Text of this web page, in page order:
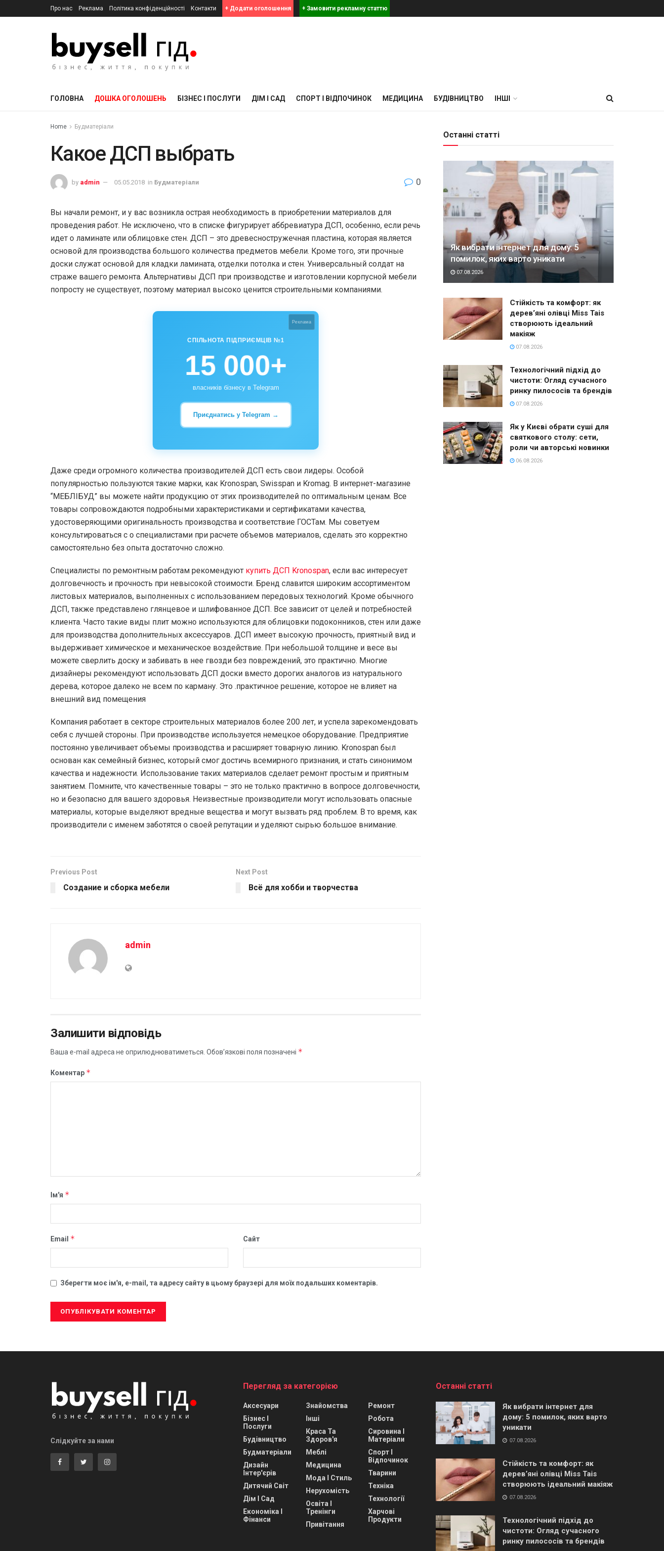
Про нас Реклама Політика конфіденційності Контакти + Додати оголошення + Замовити рекламну статтю
ГОЛОВНА ДОШКА ОГОЛОШЕНЬ БІЗНЕС І ПОСЛУГИ ДІМ І САД СПОРТ І ВІДПОЧИНОК МЕДИЦИНА БУДІВНИЦТВО ІНШІ
Home Будматеріали
Какое ДСП выбрать
by admin 05.05.2018 in Будматеріали 0
Вы начали ремонт, и у вас возникла острая необходимость в приобретении материалов для
проведения работ. Не исключено, что в списке фигурирует аббревиатура ДСП, особенно, если речь
идет о ламинате или облицовке стен. ДСП – это древесностружечная пластина, которая является
основой для производства большого количества предметов мебели. Кроме того, эти прочные
доски служат основой для кладки ламината, отделки потолка и стен. Универсальный солдат на
страже вашего ремонта. Альтернативы ДСП при производстве и изготовлении корпусной мебели
попросту не существует, поэтому материал высоко ценится строительными компаниями.
Реклама
СПІЛЬНОТА ПІДПРИЄМЦІВ №1
15 000+
власників бізнесу в Telegram
Приєднатись у Telegram →
Даже среди огромного количества производителей ДСП есть свои лидеры. Особой
популярностью пользуются такие марки, как Kronospan, Swisspan и Kromag. В интернет-магазине
“МЕБЛІБУД” вы можете найти продукцию от этих производителей по оптимальным ценам. Все
товары сопровождаются подробными характеристиками и сертификатами качества,
удостоверяющими оригинальность производства и соответствие ГОСТам. Мы советуем
консультироваться с о специалистами при расчете объемов материалов, сделать это корректно
самостоятельно без опыта достаточно сложно.
Специалисты по ремонтным работам рекомендуют купить ДСП Kronospan, если вас интересует
долговечность и прочность при невысокой стоимости. Бренд славится широким ассортиментом
листовых материалов, выполненных с использованием передовых технологий. Кроме обычного
ДСП, также представлено глянцевое и шлифованное ДСП. Все зависит от целей и потребностей
клиента. Часто такие виды плит можно используются для облицовки подоконников, стен или даже
для производства дополнительных аксессуаров. ДСП имеет высокую прочность, приятный вид и
выдерживает химическое и механическое воздействие. При небольшой толщине и весе вы
можете сверлить доску и забивать в нее гвозди без повреждений, это практично. Многие
дизайнеры рекомендуют использовать ДСП доски вместо дорогих аналогов из натурального
дерева, которое далеко не всем по карману. Это .практичное решение, которое не влияет на
внешний вид помещения
Компания работает в секторе строительных материалов более 200 лет, и успела зарекомендовать
себя с лучшей стороны. При производстве используется немецкое оборудование. Предприятие
постоянно увеличивает объемы производства и расширяет товарную линию. Kronospan был
основан как семейный бизнес, который смог достичь всемирного признания, и стать синонимом
качества и надежности. Использование таких материалов сделает ремонт простым и приятным
занятием. Помните, что качественные товары – это не только практично в вопросе долговечности,
но и безопасно для вашего здоровья. Неизвестные производители могут использовать опасные
материалы, которые выделяют вредные вещества и могут вызвать ряд проблем. В то время, как
производители с именем заботятся о своей репутации и уделяют сырью большое внимание.
Previous Post
Создание и сборка мебели
Next Post
Всё для хобби и творчества
admin
Залишити відповідь
Ваша e-mail адреса не оприлюднюватиметься. Обов’язкові поля позначені *
Коментар *
Ім'я *
Email * Сайт
Зберегти моє ім'я, e-mail, та адресу сайту в цьому браузері для моїх подальших коментарів.
Останні статті
Як вибрати інтернет для дому: 5
помилок, яких варто уникати
07.08.2026
Стійкість та комфорт: як
дерев’яні олівці Miss Tais
створюють ідеальний
макіяж
07.08.2026
Технологічний підхід до
чистоти: Огляд сучасного
ринку пилососів та брендів
07.08.2026
Як у Києві обрати суші для
святкового столу: сети,
роли чи авторські новинки
06.08.2026
Слідкуйте за нами
Перегляд за категорією
Аксесуари
Бізнес І
Послуги
Будівництво
Будматеріали
Дизайн
Інтер'єрів
Дитячий Світ
Дім І Сад
Економіка І
Фінанси
Знайомства
Інші
Краса Та
Здоров'я
Меблі
Медицина
Мода І Стиль
Нерухомість
Освіта І
Тренінги
Привітання
Ремонт
Робота
Сировина І
Матеріали
Спорт І
Відпочинок
Тварини
Техніка
Технології
Харчові
Продукти
Останні статті
Як вибрати інтернет для
дому: 5 помилок, яких варто
уникати
07.08.2026
Стійкість та комфорт: як
дерев’яні олівці Miss Tais
створюють ідеальний макіяж
07.08.2026
Технологічний підхід до
чистоти: Огляд сучасного
ринку пилососів та брендів